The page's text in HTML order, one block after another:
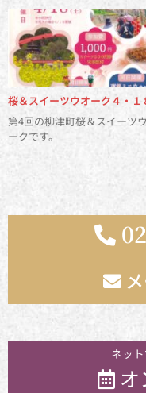
桜＆スイーツウオーク４・１
第4回の柳津町桜＆スイーツ
ークです。
お気軽
ネッ
オ